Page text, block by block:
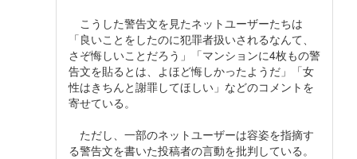
こうした警告文を見たネットユーザーたちは
「良いことをしたのに犯罪者扱いされるなんて、
さぞ悔しいことだろう」「マンションに4枚もの警
告文を貼るとは、よほど悔しかったようだ」「女
性はきちんと謝罪してほしい」などのコメントを
寄せている。
ただし、一部のネットユーザーは容姿を指摘す
る警告文を書いた投稿者の言動を批判している。